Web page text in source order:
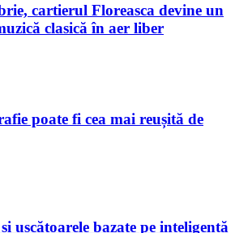
cartierul Floreasca devine un
clasică în aer liber
poate fi cea mai reușită de
uscătoarele bazate pe inteligență